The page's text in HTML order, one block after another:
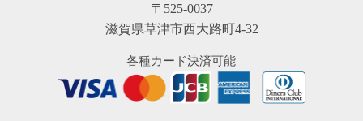
〒525-0037
滋賀県草津市西大路町4-32
各種カード決済可能